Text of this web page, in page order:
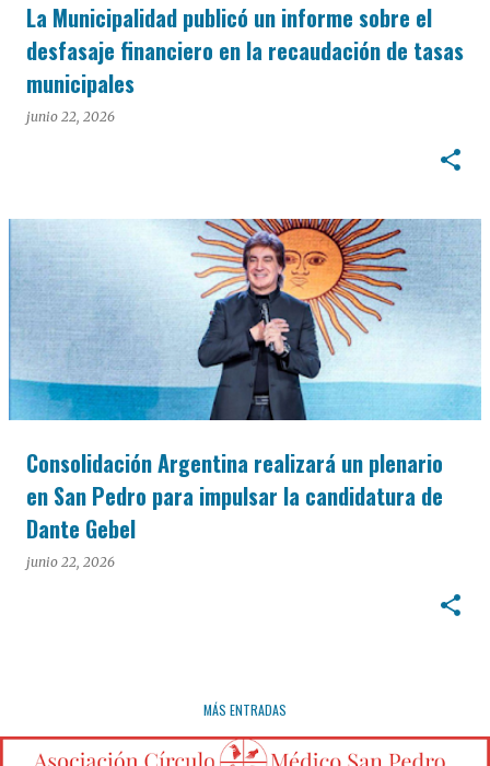
La Municipalidad publicó un informe sobre el
desfasaje financiero en la recaudación de tasas
municipales
junio 22, 2026
Consolidación Argentina realizará un plenario
en San Pedro para impulsar la candidatura de
Dante Gebel
junio 22, 2026
MÁS ENTRADAS